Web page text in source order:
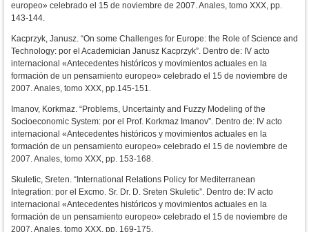
europeo» celebrado el 15 de noviembre de 2007. Anales, tomo XXX, pp.
143-144.
Kacprzyk, Janusz. “On some Challenges for Europe: the Role of Science and
Technology: por el Academician Janusz Kacprzyk”. Dentro de: IV acto
internacional «Antecedentes históricos y movimientos actuales en la
formación de un pensamiento europeo» celebrado el 15 de noviembre de
2007. Anales, tomo XXX, pp.145-151.
Imanov, Korkmaz. “Problems, Uncertainty and Fuzzy Modeling of the
Socioeconomic System: por el Prof. Korkmaz Imanov”. Dentro de: IV acto
internacional «Antecedentes históricos y movimientos actuales en la
formación de un pensamiento europeo» celebrado el 15 de noviembre de
2007. Anales, tomo XXX, pp. 153-168.
Skuletic, Sreten. “International Relations Policy for Mediterranean
Integration: por el Excmo. Sr. Dr. D. Sreten Skuletic”. Dentro de: IV acto
internacional «Antecedentes históricos y movimientos actuales en la
formación de un pensamiento europeo» celebrado el 15 de noviembre de
2007. Anales, tomo XXX, pp. 169-175.